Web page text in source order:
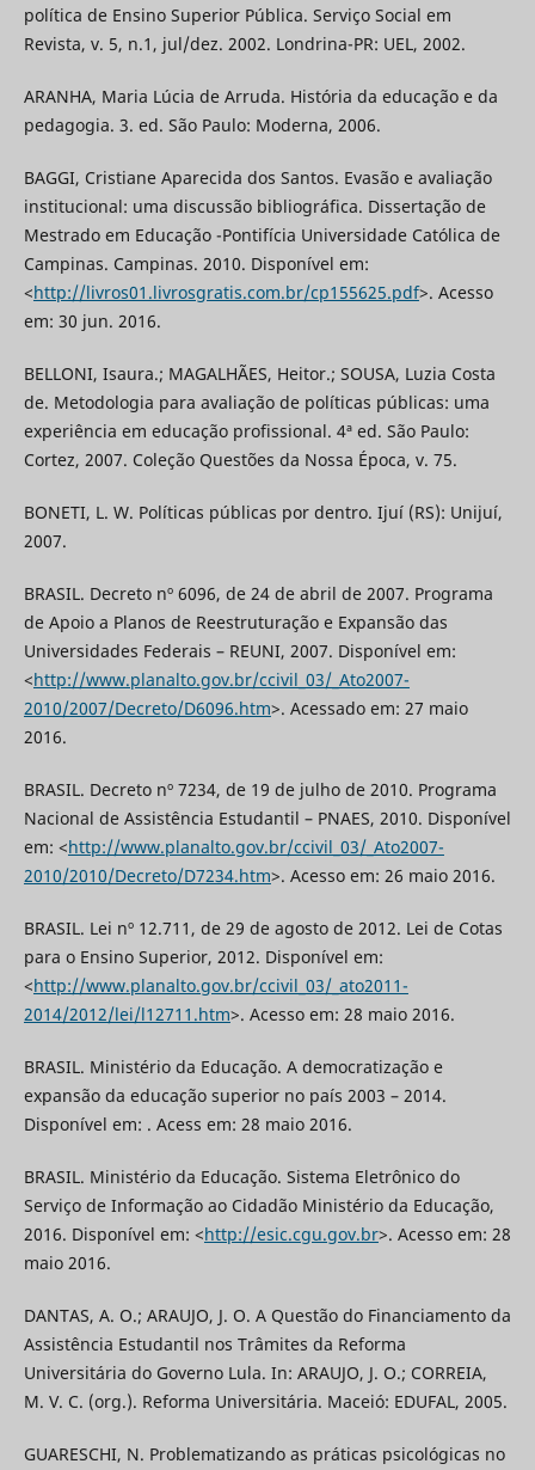
política de Ensino Superior Pública. Serviço Social em
Revista, v. 5, n.1, jul/dez. 2002. Londrina-PR: UEL, 2002.
ARANHA, Maria Lúcia de Arruda. História da educação e da
pedagogia. 3. ed. São Paulo: Moderna, 2006.
BAGGI, Cristiane Aparecida dos Santos. Evasão e avaliação
institucional: uma discussão bibliográfica. Dissertação de
Mestrado em Educação -Pontifícia Universidade Católica de
Campinas. Campinas. 2010. Disponível em:
<http://livros01.livrosgratis.com.br/cp155625.pdf>. Acesso
em: 30 jun. 2016.
BELLONI, Isaura.; MAGALHÃES, Heitor.; SOUSA, Luzia Costa
de. Metodologia para avaliação de políticas públicas: uma
experiência em educação profissional. 4ª ed. São Paulo:
Cortez, 2007. Coleção Questões da Nossa Época, v. 75.
BONETI, L. W. Políticas públicas por dentro. Ijuí (RS): Unijuí,
2007.
BRASIL. Decreto nº 6096, de 24 de abril de 2007. Programa
de Apoio a Planos de Reestruturação e Expansão das
Universidades Federais – REUNI, 2007. Disponível em:
<http://www.planalto.gov.br/ccivil_03/_Ato2007-
2010/2007/Decreto/D6096.htm>. Acessado em: 27 maio
2016.
BRASIL. Decreto nº 7234, de 19 de julho de 2010. Programa
Nacional de Assistência Estudantil – PNAES, 2010. Disponível
em: <http://www.planalto.gov.br/ccivil_03/_Ato2007-
2010/2010/Decreto/D7234.htm>. Acesso em: 26 maio 2016.
BRASIL. Lei nº 12.711, de 29 de agosto de 2012. Lei de Cotas
para o Ensino Superior, 2012. Disponível em:
<http://www.planalto.gov.br/ccivil_03/_ato2011-
2014/2012/lei/l12711.htm>. Acesso em: 28 maio 2016.
BRASIL. Ministério da Educação. A democratização e
expansão da educação superior no país 2003 – 2014.
Disponível em: . Acess em: 28 maio 2016.
BRASIL. Ministério da Educação. Sistema Eletrônico do
Serviço de Informação ao Cidadão Ministério da Educação,
2016. Disponível em: <http://esic.cgu.gov.br>. Acesso em: 28
maio 2016.
DANTAS, A. O.; ARAUJO, J. O. A Questão do Financiamento da
Assistência Estudantil nos Trâmites da Reforma
Universitária do Governo Lula. In: ARAUJO, J. O.; CORREIA,
M. V. C. (org.). Reforma Universitária. Maceió: EDUFAL, 2005.
GUARESCHI, N. Problematizando as práticas psicológicas no